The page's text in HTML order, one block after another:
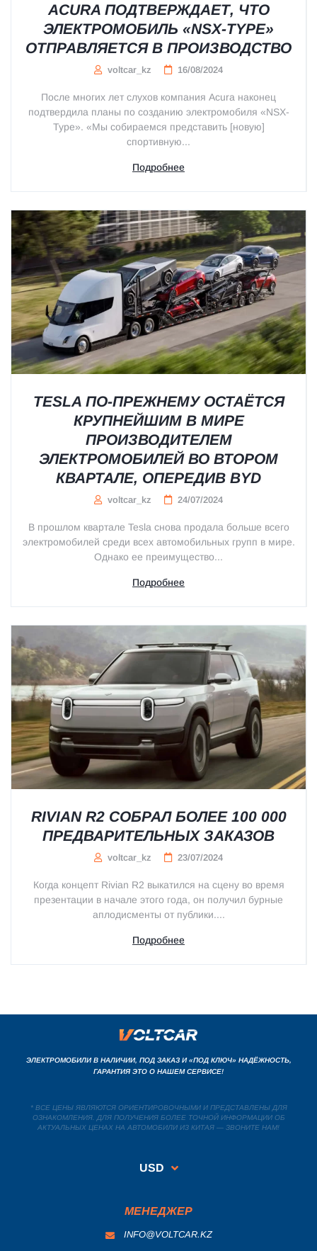
ACURA ПОДТВЕРЖДАЕТ, ЧТО
ЭЛЕКТРОМОБИЛЬ «NSX-TYPE»
ОТПРАВЛЯЕТСЯ В ПРОИЗВОДСТВО
voltcar_kz 16/08/2024
После многих лет слухов компания Acura наконец
подтвердила планы по созданию электромобиля «NSX-
Type». «Мы собираемся представить [новую]
спортивную...
Подробнее
TESLA ПО-ПРЕЖНЕМУ ОСТАЁТСЯ
КРУПНЕЙШИМ В МИРЕ
ПРОИЗВОДИТЕЛЕМ
ЭЛЕКТРОМОБИЛЕЙ ВО ВТОРОМ
КВАРТАЛЕ, ОПЕРЕДИВ BYD
voltcar_kz 24/07/2024
В прошлом квартале Tesla снова продала больше всего
электромобилей среди всех автомобильных групп в мире.
Однако ее преимущество...
Подробнее
RIVIAN R2 СОБРАЛ БОЛЕЕ 100 000
ПРЕДВАРИТЕЛЬНЫХ ЗАКАЗОВ
voltcar_kz 23/07/2024
Когда концепт Rivian R2 выкатился на сцену во время
презентации в начале этого года, он получил бурные
аплодисменты от публики....
Подробнее
ЭЛЕКТРОМОБИЛИ В НАЛИЧИИ, ПОД ЗАКАЗ И «ПОД КЛЮЧ» НАДЁЖНОСТЬ,
ГАРАНТИЯ ЭТО О НАШЕМ СЕРВИСЕ!
* ВСЕ ЦЕНЫ ЯВЛЯЮТСЯ ОРИЕНТИРОВОЧНЫМИ И ПРЕДСТАВЛЕНЫ ДЛЯ
ОЗНАКОМЛЕНИЯ. ДЛЯ ПОЛУЧЕНИЯ БОЛЕЕ ТОЧНОЙ ИНФОРМАЦИИ ОБ
АКТУАЛЬНЫХ ЦЕНАХ НА АВТОМОБИЛИ ИЗ КИТАЯ — ЗВОНИТЕ НАМ!
USD
МЕНЕДЖЕР
INFO@VOLTCAR.KZ